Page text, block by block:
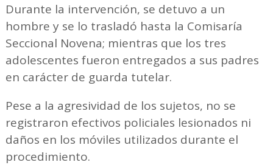
Durante la intervención, se detuvo a un
hombre y se lo trasladó hasta la Comisaría
Seccional Novena; mientras que los tres
adolescentes fueron entregados a sus padres
en carácter de guarda tutelar.
Pese a la agresividad de los sujetos, no se
registraron efectivos policiales lesionados ni
daños en los móviles utilizados durante el
procedimiento.